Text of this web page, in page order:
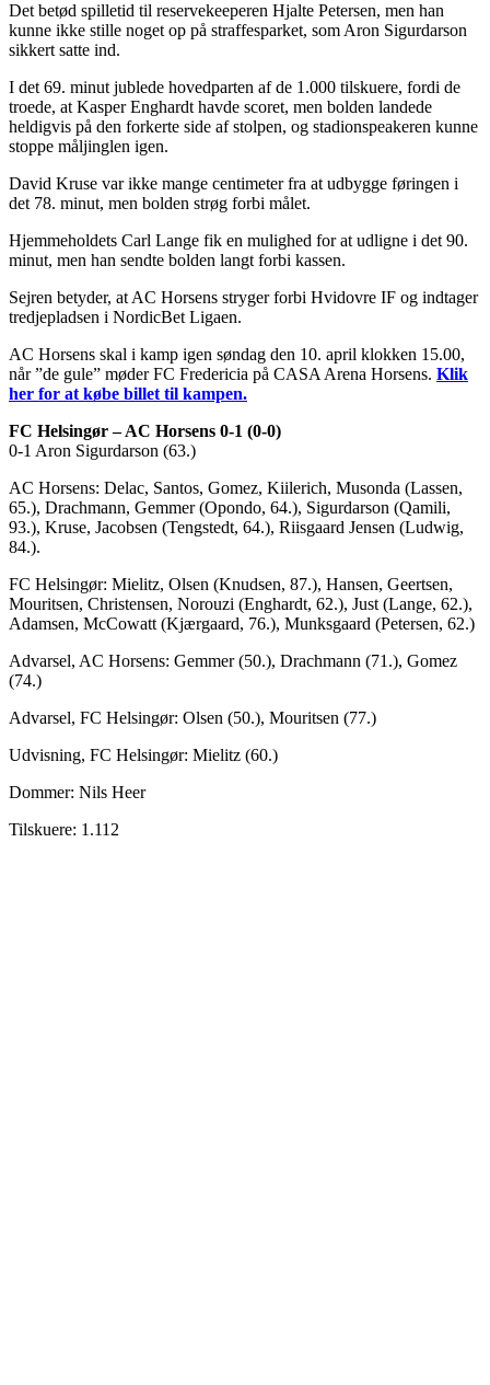
Det betød spilletid til reservekeeperen Hjalte Petersen, men han
kunne ikke stille noget op på straffesparket, som Aron Sigurdarson
sikkert satte ind.
I det 69. minut jublede hovedparten af de 1.000 tilskuere, fordi de
troede, at Kasper Enghardt havde scoret, men bolden landede
heldigvis på den forkerte side af stolpen, og stadionspeakeren kunne
stoppe måljinglen igen.
David Kruse var ikke mange centimeter fra at udbygge føringen i
det 78. minut, men bolden strøg forbi målet.
Hjemmeholdets Carl Lange fik en mulighed for at udligne i det 90.
minut, men han sendte bolden langt forbi kassen.
Sejren betyder, at AC Horsens stryger forbi Hvidovre IF og indtager
tredjepladsen i NordicBet Ligaen.
AC Horsens skal i kamp igen søndag den 10. april klokken 15.00,
når ”de gule” møder FC Fredericia på CASA Arena Horsens. Klik
her for at købe billet til kampen.
FC Helsingør – AC Horsens 0-1 (0-0)
0-1 Aron Sigurdarson (63.)
AC Horsens: Delac, Santos, Gomez, Kiilerich, Musonda (Lassen,
65.), Drachmann, Gemmer (Opondo, 64.), Sigurdarson (Qamili,
93.), Kruse, Jacobsen (Tengstedt, 64.), Riisgaard Jensen (Ludwig,
84.).
FC Helsingør: Mielitz, Olsen (Knudsen, 87.), Hansen, Geertsen,
Mouritsen, Christensen, Norouzi (Enghardt, 62.), Just (Lange, 62.),
Adamsen, McCowatt (Kjærgaard, 76.), Munksgaard (Petersen, 62.)
Advarsel, AC Horsens: Gemmer (50.), Drachmann (71.), Gomez
(74.)
Advarsel, FC Helsingør: Olsen (50.), Mouritsen (77.)
Udvisning, FC Helsingør: Mielitz (60.)
Dommer: Nils Heer
Tilskuere: 1.112